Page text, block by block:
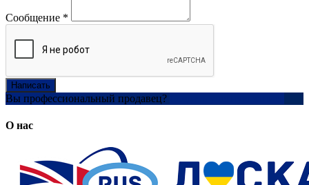
Сообщение *
Написать
Вы профессиональный продавец?
О нас